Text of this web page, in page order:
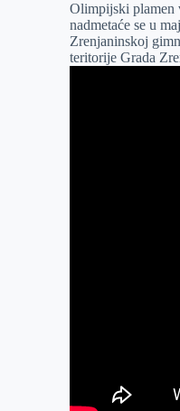
e
r
I
n
s
A
p
a
i
l
Olimpijski plamen
nadmetaće se u
Zrenjaninskoj
teritorije Grada